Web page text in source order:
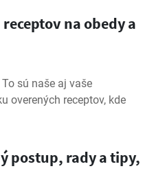
na obedy a
sú naše aj vaše
overených receptov, kde
postup, rady a tipy,